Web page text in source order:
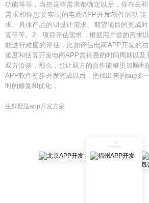
功能等等，当把这些需求都确定以后，你在去
需求和你想要实现的电商APP开发软件的功能
求、具体产品的UI设计需求、期望项目的完成
算等等。2、项目评估需求，根据用户提的需求
能进行难度的评估，比如评估电商APP开发的
难度和估算开发电商APP需耗费的时间周期以及
双方洽谈，那么，也让双方的合作能够更加顺利
APP软件初步开发完成以后，把找出来的bug要
时的修复和优化，
生鲜配送app开发方案